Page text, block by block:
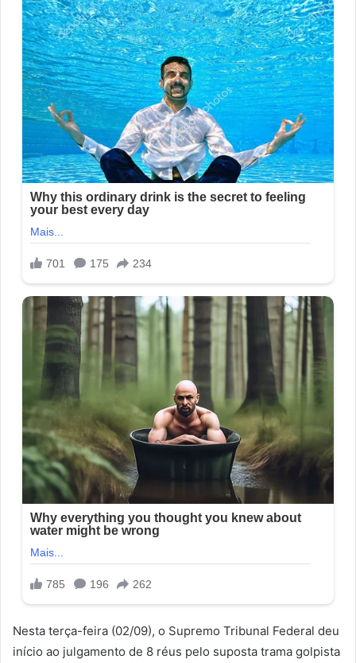
Nesta terça-feira (02/09), o Supremo Tribunal Federal deu
início ao julgamento de 8 réus pelo suposta trama golpista